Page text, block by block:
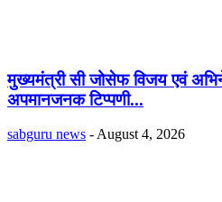
मुख्यमंत्री सी जोसेफ विजय एवं
अपमानजनक टिप्पणी...
sabguru news - August 4, 2026